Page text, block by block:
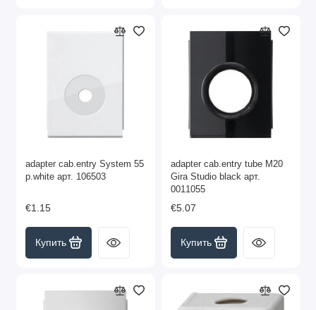
adapter cab.entry System 55
p.white арт. 106503
€1.15
Купить
adapter cab.entry tube M20
Gira Studio black арт.
0011055
€5.07
Купить